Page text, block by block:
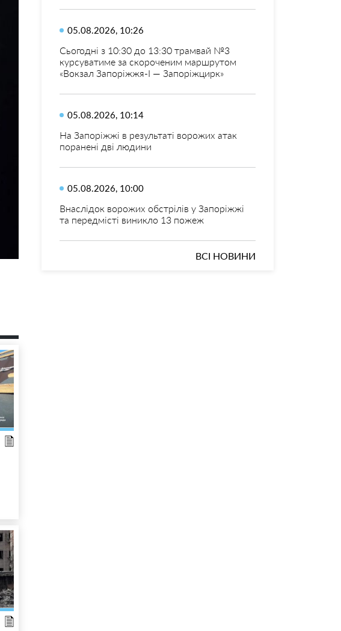
05.08.2026, 10:26
Сьогодні з 10:30 до 13:30 трамвай №3
курсуватиме за скороченим маршрутом
«Вокзал Запоріжжя-I — Запоріжцирк»
05.08.2026, 10:14
На Запоріжжі в результаті ворожих атак
поранені дві людини
05.08.2026, 10:00
Внаслідок ворожих обстрілів у Запоріжжі
та передмісті виникло 13 пожеж
ВСІ НОВИНИ